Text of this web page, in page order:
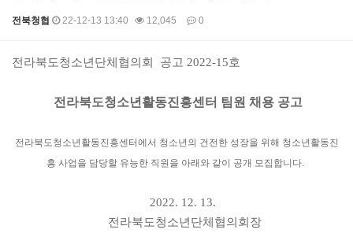
전북청협 22-12-13 13:40 12,045 0
본문
전라북도청소년단체협의회 공고 2022-15호
전라북도청소년활동진흥센터 팀원 채용 공고
전라북도청소년활동진흥센터에서 청소년의 건전한 성장을 위해 청소년활동진
흥 사업을 담당할 유능한 직원을 아래와 같이 공개 모집합니다.
2022. 12. 13.
전라북도청소년단체협의회장